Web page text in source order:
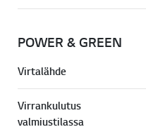
POWER & GREEN
Virtalähde
Virrankulutus
valmiustilassa